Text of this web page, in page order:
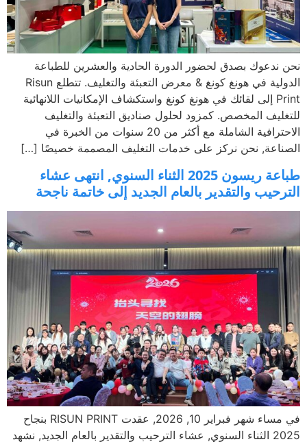
بصدق لحضور الدورة الحادية والعشرين للطباعة
الدولية في هونغ كونغ & معرض التعبئة والتغليف. تتطلع Risun
Print إلى لقائك في هونغ كونغ واستكشاف الإمكانيات اللانهائية
المخصص. كمزود لحلول صناديق التعبئة والتغليف
الاحترافية الشاملة مع أكثر من 20 سنوات من الخبرة في
نحن نركز على خدمات التغليف المصممة خصيصًا […]
طباعة ريسون 2025 الثناء السنوي, انتهى عشاء
والتقدير بالعام الجديد إلى خاتمة ناجحة
في مساء شهر فبراير 10, 2026, عقدت RISUN PRINT بنجاح
2025 الثناء السنوي, عشاء الترحيب والتقدير بالعام الجديد, نشهد